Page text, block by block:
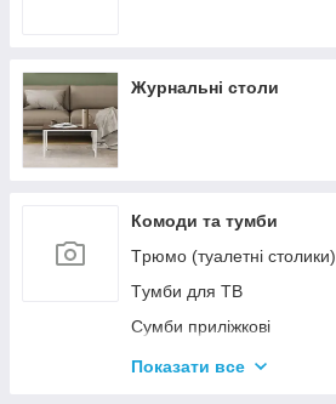
Журнальні столи
Комоди та тумби
Tрюмо (туалетні столики)
Tумби для ТВ
Сумби приліжкові
Комоди
Показати все